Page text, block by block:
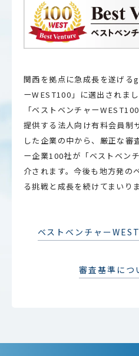
関西を拠点に急成長を遂げ
ーWEST100」に選出されまし
「ベストベンチャー
提供する法人向け有料会員制
した企業の中から、厳正な審
ー企業100社が「ベストベン
介されます。今後も地方発の
る挑戦と成長を続けてまいりま
ベストベンチャー
審査基準につ